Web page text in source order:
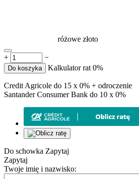
różowe złoto
+ −
Do koszyka Kalkulator rat 0%
Credit Agricole do 15 x 0% + odroczenie
Santander Consumer Bank do 10 x 0%
Do schowka Zapytaj
Zapytaj
Twoje imię i nazwisko: